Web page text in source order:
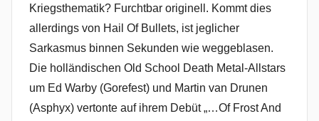
Kriegsthematik? Furchtbar originell. Kommt dies
allerdings von Hail Of Bullets, ist jeglicher
Sarkasmus binnen Sekunden wie weggeblasen.
Die holländischen Old School Death Metal-Allstars
um Ed Warby (Gorefest) und Martin van Drunen
(Asphyx) vertonte auf ihrem Debüt „…Of Frost And